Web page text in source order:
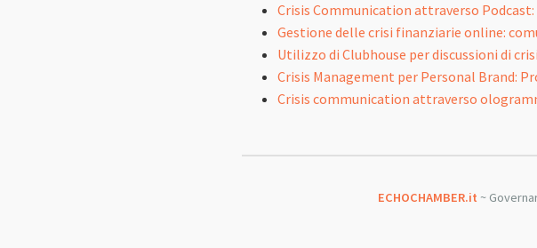
Crisis Communication attraverso
Gestione delle crisi finanziarie online:
Utilizzo di Clubhouse per discussioni di
Crisis Management per Personal Brand:
Crisis communication attraverso
ECHOCHAMBER.it ~